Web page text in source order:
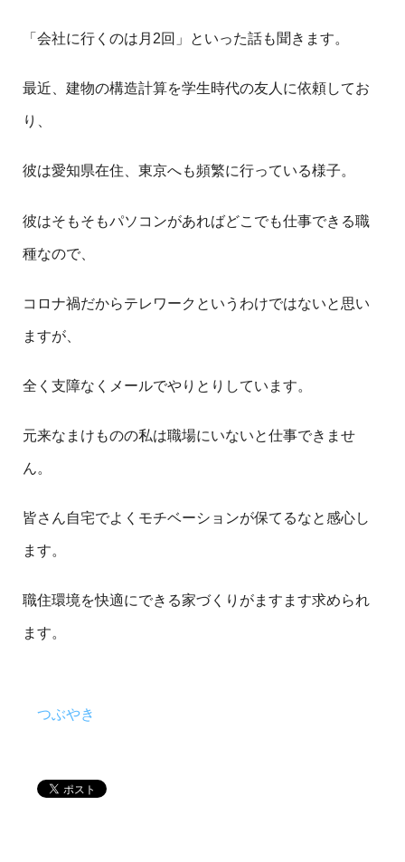
「会社に行くのは月2回」といった話も聞きます。
最近、建物の構造計算を学生時代の友人に依頼してお
り、
彼は愛知県在住、東京へも頻繁に行っている様子。
彼はそもそもパソコンがあればどこでも仕事できる職
種なので、
コロナ禍だからテレワークというわけではないと思い
ますが、
全く支障なくメールでやりとりしています。
元来なまけものの私は職場にいないと仕事できませ
ん。
皆さん自宅でよくモチベーションが保てるなと感心し
ます。
職住環境を快適にできる家づくりがますます求められ
ます。
つぶやき